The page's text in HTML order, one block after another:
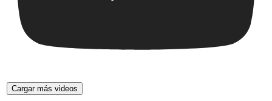
Cargar más videos